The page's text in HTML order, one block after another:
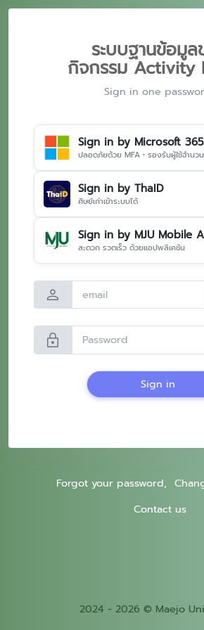
ระบบฐานข้อมูล
กิจกรรม Activity
Sign in one
Sign in by Microsoft 365
ปลอดภัยด้วย MFA • รองรับผู้ใช้จำนว
Sign in by ThaID
ศิษย์เก่าเข้าระบบได้
Sign in by MJU Mobile
สะดวก รวดเร็ว ด้วยแอปพลิเคชัน
person
lock
Sign in
Forgot your password,
Contact us
2024 - 2026 © Maejo